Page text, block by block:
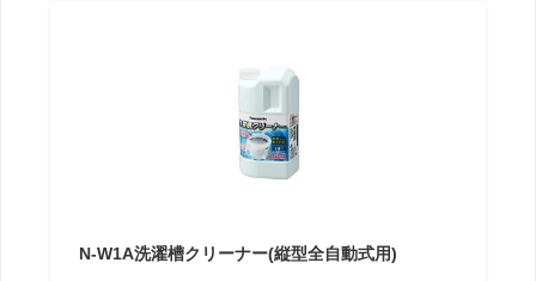
N-W1A洗濯槽クリーナー(縦型全自動式用)